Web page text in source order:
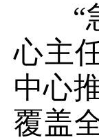
“急
心主
中心
覆盖